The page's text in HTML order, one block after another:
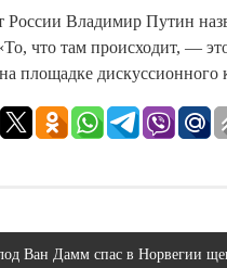
России Владимир Путин
что там происходит, —
площадке дискуссионного
Ван Дамм спас в Норвегии